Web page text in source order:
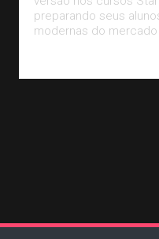
preparando seus
modernas do mercado